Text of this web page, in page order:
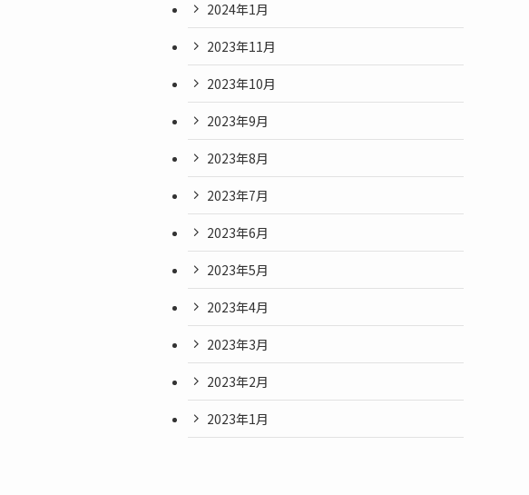
2024年1月
2023年11月
2023年10月
2023年9月
2023年8月
2023年7月
2023年6月
2023年5月
2023年4月
2023年3月
2023年2月
2023年1月